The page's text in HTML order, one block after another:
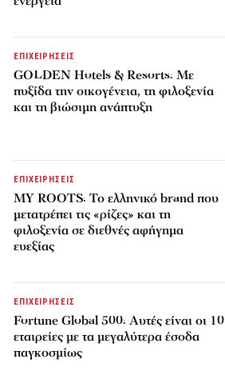
ΕΠΙΧΕΙΡΗΣΕΙΣ
GOLDEN Hotels & Resorts: Με
πυξίδα την οικογένεια, τη φιλοξενία
και τη βιώσιμη ανάπτυξη
ΕΠΙΧΕΙΡΗΣΕΙΣ
MY ROOTS: Το ελληνικό brand που
μετατρέπει τις «ρίζες» και τη
φιλοξενία σε διεθνές αφήγημα
ευεξίας
ΕΠΙΧΕΙΡΗΣΕΙΣ
Fortune Global 500: Αυτές είναι οι 10
εταιρείες με τα μεγαλύτερα έσοδα
παγκοσμίως